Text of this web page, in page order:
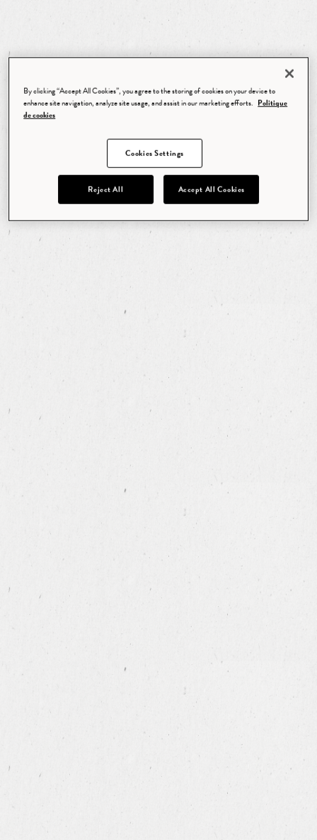
By clicking “Accept All Cookies”, you agree to the storing of cookies on your device to
enhance site navigation, analyze site usage, and assist in our marketing efforts. Politique
de cookies
Cookies Settings
Reject All Accept All Cookies